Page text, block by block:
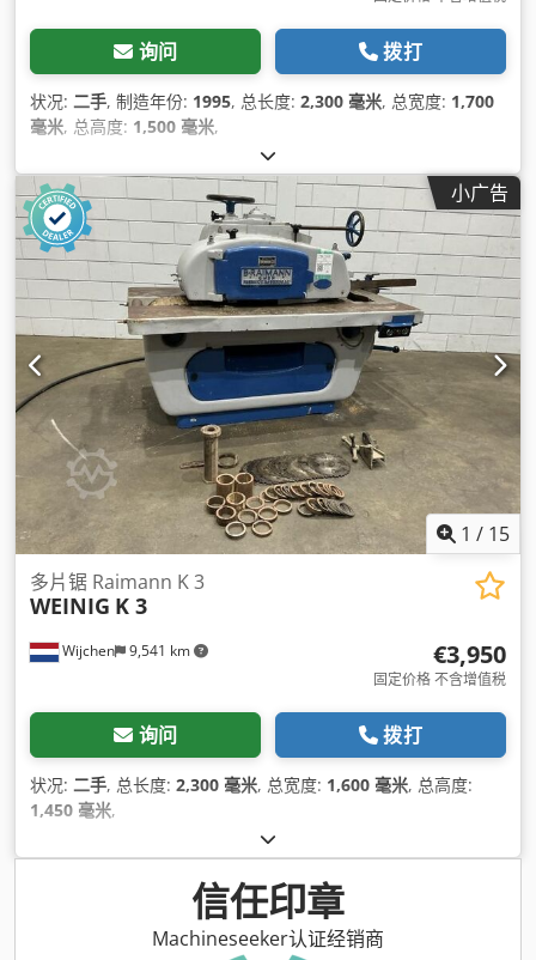
询问 拨打
状况: 二手, 制造年份: 1995, 总长度: 2,300 毫米, 总宽度: 1,700
毫米, 总高度: 1,500 毫米,
小广告
1 / 15
Wijchen 9,541 km
多片锯 Raimann K 3
WEINIG K 3
€3,950
固定价格 不含增值税
询问 拨打
状况: 二手, 总长度: 2,300 毫米, 总宽度: 1,600 毫米, 总高度:
1,450 毫米,
信任印章
Machineseeker认证经销商